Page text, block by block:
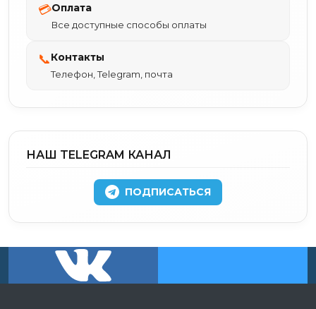
💳Оплата
Все доступные способы оплаты
📞Контакты
Телефон, Telegram, почта
НАШ TELEGRAM КАНАЛ
ПОДПИСАТЬСЯ